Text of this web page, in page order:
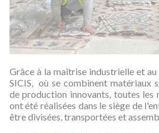
Grâce à la maîtrise industrielle et
SICIS, où se combinent matériaux
de production innovants, toutes les
ont été réalisées dans le siège de
être divisées, transportées et